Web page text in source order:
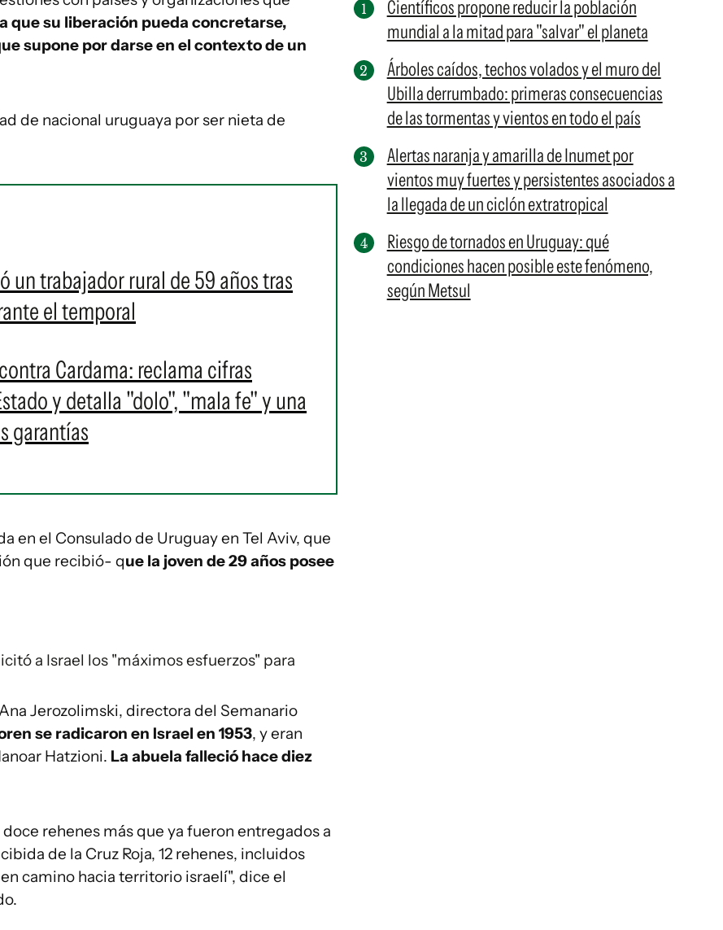
que su liberación pueda concretarse,
supone por darse en el contexto de un
de nacional uruguaya por ser nieta de
un trabajador rural de 59 años tras
el temporal
Cardama: reclama cifras
y detalla "dolo", "mala fe" y una
garantías
en el Consulado de Uruguay en Tel Aviv, que
que recibió- que la joven de 29 años posee
a Israel los "máximos esfuerzos" para
Jerozolimski, directora del Semanario
se radicaron en Israel en 1953, y eran
Hatzioni. La abuela falleció hace diez
rehenes más que ya fueron entregados a
de la Cruz Roja, 12 rehenes, incluidos
camino hacia territorio israelí", dice el
Científicos propone reducir la población
mundial a la mitad para "salvar" el planeta
Árboles caídos, techos volados y el muro del
Ubilla derrumbado: primeras consecuencias
de las tormentas y vientos en todo el país
Alertas naranja y amarilla de Inumet por
vientos muy fuertes y persistentes asociados a
la llegada de un ciclón extratropical
Riesgo de tornados en Uruguay: qué
condiciones hacen posible este fenómeno,
según Metsul